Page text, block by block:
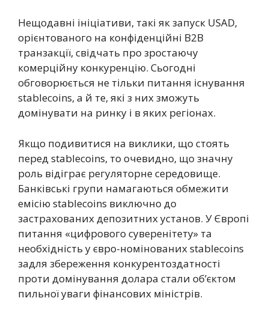
Нещодавні ініціативи, такі як запуск USAD,
орієнтованого на конфіденційні B2B
транзакції, свідчать про зростаючу
комерційну конкуренцію. Сьогодні
обговорюється не тільки питання існування
stablecoins, а й те, які з них зможуть
домінувати на ринку і в яких регіонах.
Якщо подивитися на виклики, що стоять
перед stablecoins, то очевидно, що значну
роль відіграє регуляторне середовище.
Банківські групи намагаються обмежити
емісію stablecoins виключно до
застрахованих депозитних установ. У Європі
питання «цифрового суверенітету» та
необхідність у євро-номінованих stablecoins
задля збереження конкурентоздатності
проти домінування долара стали об’єктом
пильної уваги фінансових міністрів.